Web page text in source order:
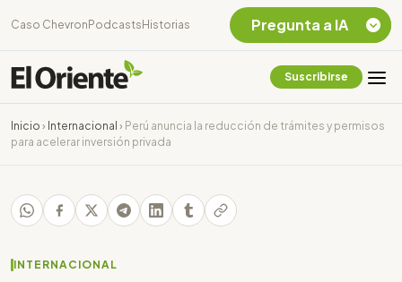
Caso Chevron Podcasts Historias
Suscribirse
Inicio › Internacional › Perú anuncia la reducción de trámites y permisos
para acelerar inversión privada
INTERNACIONAL
Pregunta a IA
Chevron Ecuador